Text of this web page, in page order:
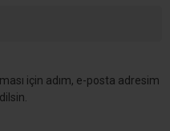
için adım, e-posta adresim